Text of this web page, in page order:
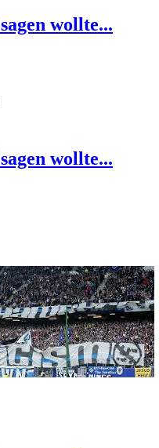
wollte...
wollte...